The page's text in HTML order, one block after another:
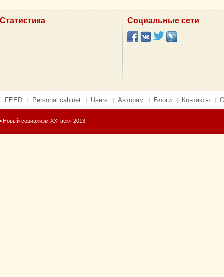
Статистика Социальные сети
FEED Personal cabinet Users Авторам Блоги Контакты
«Новый социализм XXI век» 2013